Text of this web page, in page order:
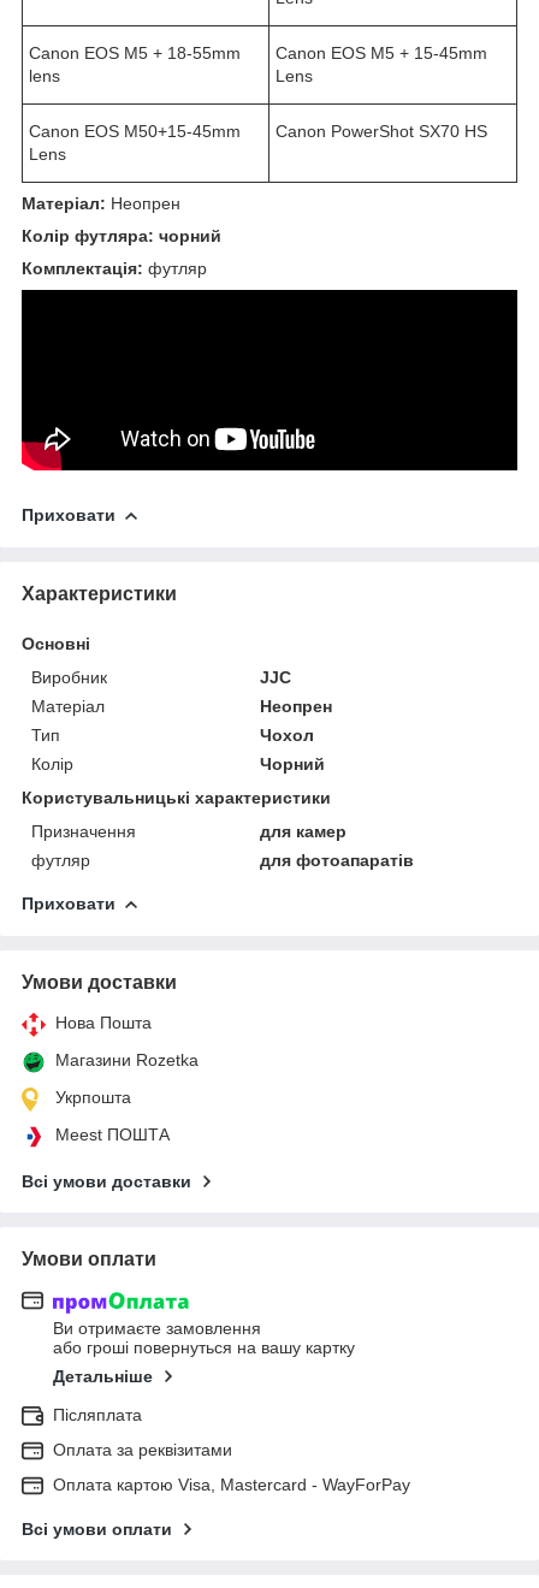
Canon EOS M5 + 18-55mm
lens
Canon EOS M5 + 15-45mm
Lens
Canon EOS M50+15-45mm
Lens
Canon PowerShot SX70 HS
Матеріал: Неопрен
Колір футляра: чорний
Комплектація: футляр
Приховати
Характеристики
Основні
Виробник
JJC
Матеріал
Неопрен
Тип
Чохол
Колір
Чорний
Користувальницькі характеристики
Призначення
для камер
футляр
для фотоапаратів
Приховати
Умови доставки
Нова Пошта
Магазини Rozetka
Укрпошта
Meest ПОШТА
Всі умови доставки
Умови оплати
Ви отримаєте замовлення
або гроші повернуться на вашу картку
Детальніше
Післяплата
Оплата за реквізитами
Оплата картою Visa, Mastercard - WayForPay
Всі умови оплати